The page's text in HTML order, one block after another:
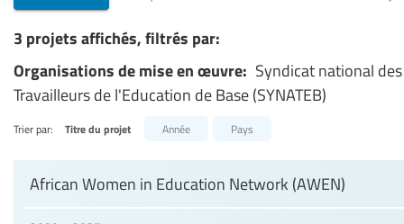
3 projets affichés, filtrés par:
Organisations de mise en œuvre: Syndicat national des
Travailleurs de l'Education de Base (SYNATEB)
Trier par: Titre du projet Année Pays
African Women in Education Network (AWEN)